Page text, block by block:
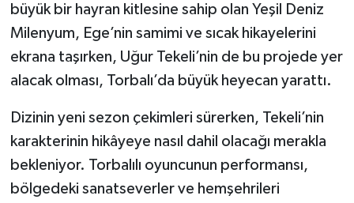
büyük bir hayran kitlesine sahip olan Yeşil Deniz
Milenyum, Ege’nin samimi ve sıcak hikayelerini
ekrana taşırken, Uğur Tekeli’nin de bu projede yer
alacak olması, Torbalı’da büyük heyecan yarattı.
Dizinin yeni sezon çekimleri sürerken, Tekeli’nin
karakterinin hikâyeye nasıl dahil olacağı merakla
bekleniyor. Torbalılı oyuncunun performansı,
bölgedeki sanatseverler ve hemşehrileri